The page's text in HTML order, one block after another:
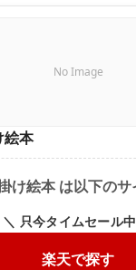
No Image
本
け絵本 は以下のサ
＼ 只今タイムセール
楽天で探す